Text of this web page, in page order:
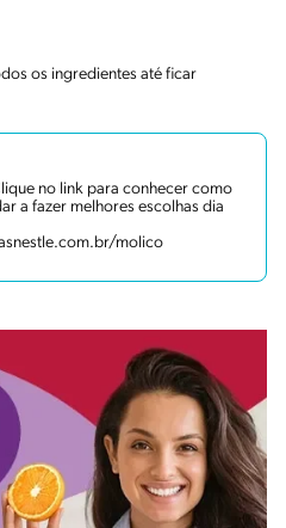
os ingredientes até ficar
no link para conhecer como
a fazer melhores escolhas dia
molico